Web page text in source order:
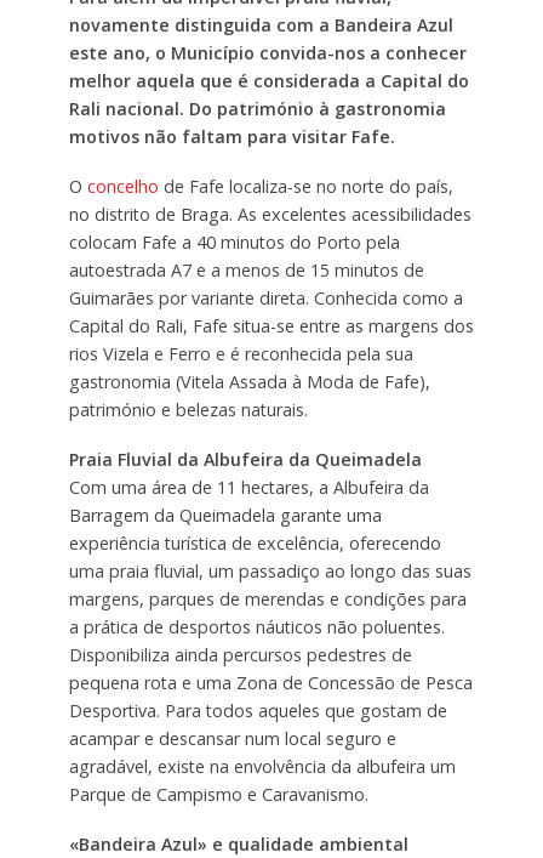
novamente distinguida com a Bandeira Azul
este ano, o Município convida-nos a conhecer
melhor aquela que é considerada a Capital do
Rali nacional. Do património à gastronomia
motivos não faltam para visitar Fafe.
O concelho de Fafe localiza-se no norte do país,
no distrito de Braga. As excelentes acessibilidades
colocam Fafe a 40 minutos do Porto pela
autoestrada A7 e a menos de 15 minutos de
Guimarães por variante direta. Conhecida como a
Capital do Rali, Fafe situa-se entre as margens dos
rios Vizela e Ferro e é reconhecida pela sua
gastronomia (Vitela Assada à Moda de Fafe),
património e belezas naturais.
Praia Fluvial da Albufeira da Queimadela
Com uma área de 11 hectares, a Albufeira da
Barragem da Queimadela garante uma
experiência turística de excelência, oferecendo
uma praia fluvial, um passadiço ao longo das suas
margens, parques de merendas e condições para
a prática de desportos náuticos não poluentes.
Disponibiliza ainda percursos pedestres de
pequena rota e uma Zona de Concessão de Pesca
Desportiva. Para todos aqueles que gostam de
acampar e descansar num local seguro e
agradável, existe na envolvência da albufeira um
Parque de Campismo e Caravanismo.
«Bandeira Azul» e qualidade ambiental